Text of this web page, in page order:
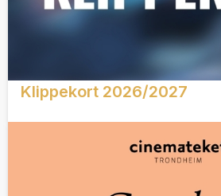
Klippekort 2026/2027